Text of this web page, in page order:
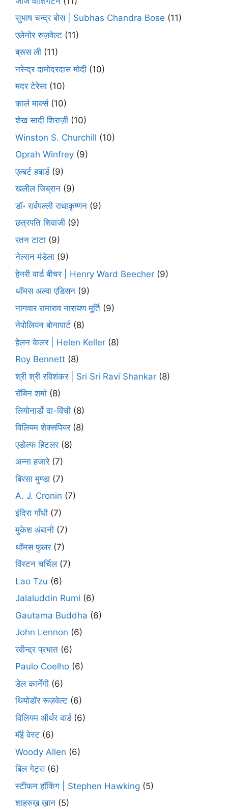
सुभाष चन्द्र बोस | Subhas Chandra Bose (11)
एलेनोर रुज़वेल्ट (11)
ब्रूस ली (11)
नरेन्द्र दामोदरदास मोदी (10)
मदर टेरेसा (10)
कार्ल मार्क्स(10)
शेख सादी शिराज़ी (10)
Winston S. Churchill (10)
Oprah Winfrey (9)
एल्बर्ट हबार्ड(9)
खलील जिब्रान (9)
डॉ॰ सर्वपल्ली राधाकृष्णन (9)
छत्रपति शिवाजी (9)
रतन टाटा (9)
नेल्सन मंडेला (9)
हेनरी वार्ड बीचर | Henry Ward Beecher (9)
थॉमस अल्वा एडिसन (9)
नागवार रामाराव नारायण मूर्ति (9)
नेपोलियन बोनापार्ट (8)
हेलन केलर | Helen Keller (8)
Roy Bennett (8)
श्री श्री रविशंकर | Sri Sri Ravi Shankar (8)
रॉबिन शर्मा (8)
लियोनार्डो दा-विंची (8)
विलियम शेक्सपियर(8)
एडोल्फ हिटलर(8)
अन्ना हजारे(7)
बिरसा मुण्डा (7)
A. J. Cronin (7)
इंदिरा गाँधी (7)
मुकेश अंबानी (7)
थॉमस फुलर(7)
विंस्टन चर्चिल(7)
Lao Tzu (6)
Jalaluddin Rumi (6)
Gautama Buddha (6)
John Lennon (6)
रवीन्द्र प्रभात (6)
Paulo Coelho (6)
डेल कार्नेगी (6)
थियोडॉर रूज़वेल्ट (6)
विलियम ऑर्थर वार्ड(6)
मॅई वेस्ट (6)
Woody Allen (6)
बिल गेट्स(6)
स्टीफन हॉकिंग | Stephen Hawking (5)
शाहरुख़ ख़ान (5)